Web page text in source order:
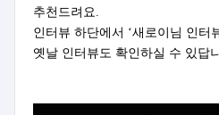
추천드려요.
인터뷰 하단에서 ‘새로이님 인터
옛날 인터뷰도 확인하실 수 있답